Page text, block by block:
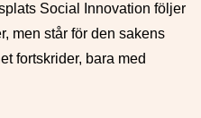
Social Innovation följer
men står för den sakens
fortskrider, bara med